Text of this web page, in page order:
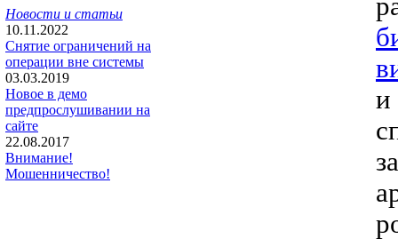
Новости и статьи
10.11.2022
Снятие ограничений на
операции вне системы
03.03.2019
Новое в демо
предпрослушивании на
сайте
22.08.2017
Внимание!
Мошенничество!
и